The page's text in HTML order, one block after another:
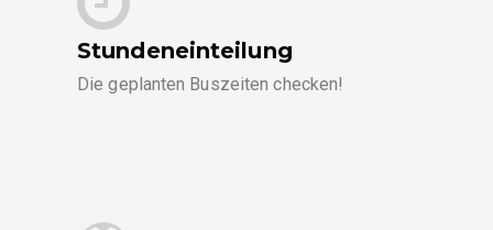
Stundeneinteilung
Die geplanten Buszeiten checken!